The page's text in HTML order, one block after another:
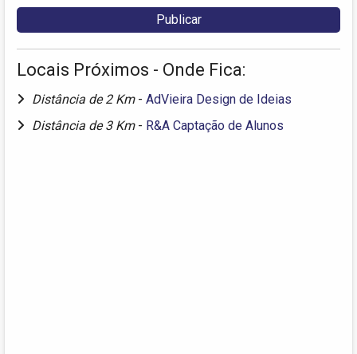
Locais Próximos - Onde Fica:
Distância de 2 Km - AdVieira Design de Ideias
Distância de 3 Km - R&A Captação de Alunos